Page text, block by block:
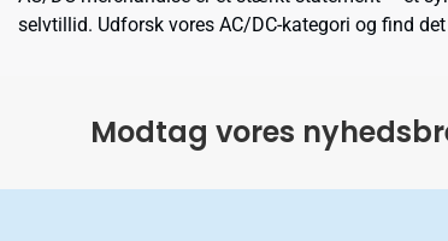
selvtillid. Udforsk vores AC/DC-kategori og find
Modtag vores